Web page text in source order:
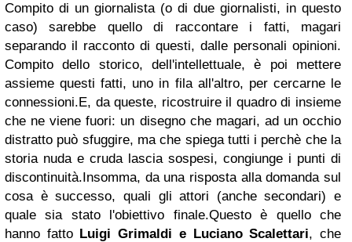
Compito di un giornalista (o di due giornalisti, in questo
caso) sarebbe quello di raccontare i fatti, magari
separando il racconto di questi, dalle personali opinioni.
Compito dello storico, dell'intellettuale, è poi mettere
assieme questi fatti, uno in fila all'altro, per cercarne le
connessioni.E, da queste, ricostruire il quadro di insieme
che ne viene fuori: un disegno che magari, ad un occhio
distratto può sfuggire, ma che spiega tutti i perchè che la
storia nuda e cruda lascia sospesi, congiunge i punti di
discontinuità.Insomma, da una risposta alla domanda sul
cosa è successo, quali gli attori (anche secondari) e
quale sia stato l'obiettivo finale.Questo è quello che
hanno fatto Luigi Grimaldi e Luciano Scalettari, che